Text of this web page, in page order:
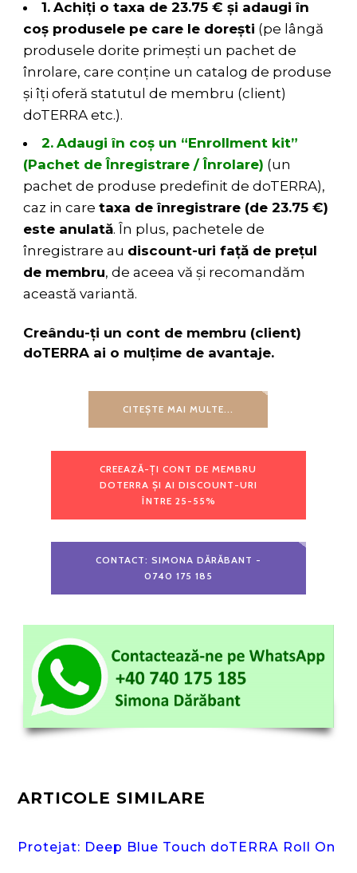
1. Achiți o taxa de 23.75 € și adaugi în
coș produsele pe care le dorești (pe lângă
produsele dorite primești un pachet de
înrolare, care conține un catalog de produse
și îți oferă statutul de membru (client)
doTERRA etc.).
2. Adaugi în coș un “Enrollment kit”
(Pachet de Înregistrare / Înrolare) (un
pachet de produse predefinit de doTERRA),
caz in caretaxa de înregistrare (de 23.75 €)
este anulată. În plus, pachetele de
înregistrare au discount-uri față de prețul
de membru, de aceea vă și recomandăm
această variantă.
Creându-ți un cont de membru (client)
doTERRA ai o mulțime de avantaje.
CITEȘTE MAI MULTE...
CREEAZĂ-ȚI CONT DE MEMBRU
DOTERRA ȘI AI DISCOUNT-URI
ÎNTRE 25-55%
CONTACT: SIMONA DĂRĂBANT -
0740 175 185
ARTICOLE SIMILARE
Protejat: Deep Blue Touch doTERRA Roll On